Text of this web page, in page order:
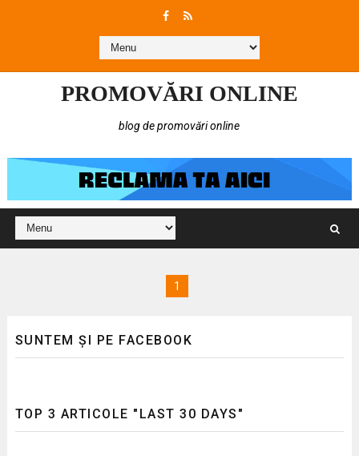
PROMOVĂRI ONLINE
blog de promovări online
1
SUNTEM ȘI PE FACEBOOK
TOP 3 ARTICOLE "LAST 30 DAYS"